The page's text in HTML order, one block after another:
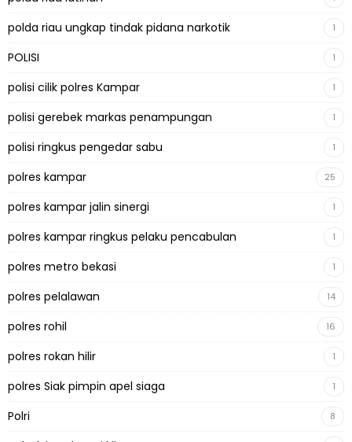
polda riau ungkap tindak pidana narkotik 1
POLISI 1
polisi cilik polres Kampar 1
polisi gerebek markas penampungan 1
polisi ringkus pengedar sabu 1
polres kampar 25
polres kampar jalin sinergi 1
polres kampar ringkus pelaku pencabulan 1
polres metro bekasi 1
polres pelalawan 14
polres rohil 16
polres rokan hilir 1
polres Siak pimpin apel siaga 1
Polri 8